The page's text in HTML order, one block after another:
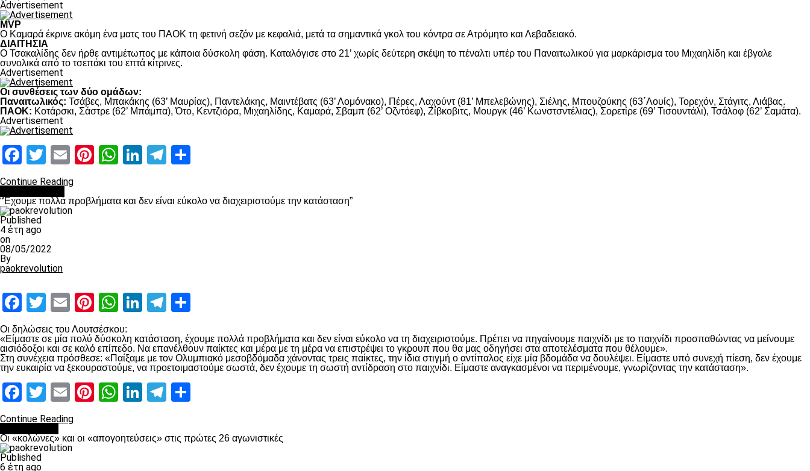
Advertisement
MVP
Ο Καμαρά έκρινε ακόμη ένα ματς του ΠΑΟΚ τη φετινή σεζόν με κεφαλιά, μετά τα σημαντικά γκολ του κόντρα σε Ατρόμητο και Λεβαδειακό.
ΔΙΑΙΤΗΣΙΑ
Ο Τσακαλίδης δεν ήρθε αντιμέτωπος με κάποια δύσκολη φάση. Καταλόγισε στο 21’ χωρίς δεύτερη σκέψη το πέναλτι υπέρ του Παναιτωλικού για μαρκάρισμα του Μιχαηλίδη και έβγαλε
συνολικά από το τσεπάκι του επτά κίτρινες.
Advertisement
Οι συνθέσεις των δύο ομάδων:
Παναιτωλικός: Τσάβες, Μπακάκης (63’ Μαυρίας), Παντελάκης, Μαιντέβατς (63’ Λομόνακο), Πέρες, Λαχούντ (81’ Μπελεβώνης), Σιέλης, Μπουζούκης (63΄Λουίς), Τορεχόν, Στάγιτς, Λιάβας.
ΠΑΟΚ: Κοτάρσκι, Σάστρε (62’ Μπάμπα), Ότο, Κεντζιόρα, Μιχαηλίδης, Καμαρά, Σβαμπ (62’ Οζντόεφ), Ζίβκοβιτς, Μουργκ (46’ Κωνστσντέλιας), Σορετίρε (69’ Τισουντάλι), Τσάλοφ (62’ Σαμάτα).
Advertisement
Facebook
Twitter
EmailPinterest
WhatsApp
LinkedIn
Telegram
Continue Reading
“Έχουμε πολλά προβλήματα και δεν είναι εύκολο να διαχειριστούμε την κατάσταση”
Published
4 έτη ago
on
08/05/2022
By
paokrevolution
Facebook
Twitter
EmailPinterest
WhatsApp
LinkedIn
Telegram
Οι δηλώσεις του Λουτσέσκου:
«Είμαστε σε μία πολύ δύσκολη κατάσταση, έχουμε πολλά προβλήματα και δεν είναι εύκολο να τη διαχειριστούμε. Πρέπει να πηγαίνουμε παιχνίδι με το παιχνίδι προσπαθώντας να μείνουμε
αισιόδοξοι και σε καλό επίπεδο. Να επανέλθουν παίκτες και μέρα με τη μέρα να επιστρέψει το γκρουπ που θα μας οδηγήσει στα αποτελέσματα που θέλουμε».
Στη συνέχεια πρόσθεσε: «Παίξαμε με τον Ολυμπιακό μεσοβδόμαδα χάνοντας τρεις παίκτες, την ίδια στιγμή ο αντίπαλος είχε μία βδομάδα να δουλέψει. Είμαστε υπό συνεχή πίεση, δεν έχουμε
την ευκαιρία να ξεκουραστούμε, να προετοιμαστούμε σωστά, δεν έχουμε τη σωστή αντίδραση στο παιχνίδι. Είμαστε αναγκασμένοι να περιμένουμε, γνωρίζοντας την κατάσταση».
Facebook
Twitter
EmailPinterest
WhatsApp
LinkedIn
Telegram
Continue Reading
Οι «κολώνες» και οι «απογοητεύσεις» στις πρώτες 26 αγωνιστικές
Published
6 έτη ago